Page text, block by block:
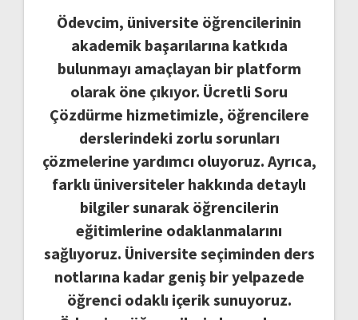
Ödevcim, üniversite öğrencilerinin
akademik başarılarına katkıda
bulunmayı amaçlayan bir platform
olarak öne çıkıyor. Ücretli Soru
Çözdürme hizmetimizle, öğrencilere
derslerindeki zorlu sorunları
çözmelerine yardımcı oluyoruz. Ayrıca,
farklı üniversiteler hakkında detaylı
bilgiler sunarak öğrencilerin
eğitimlerine odaklanmalarını
sağlıyoruz. Üniversite seçiminden ders
notlarına kadar geniş bir yelpazede
öğrenci odaklı içerik sunuyoruz.